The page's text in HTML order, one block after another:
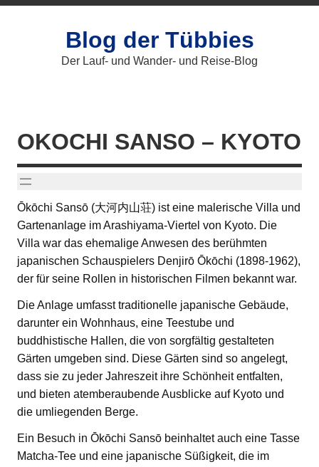
Zum
Blog der Tübbies
Der Lauf- und Wander- und Reise-Blog
OKOCHI SANSO – KYOTO
Ōkōchi Sansō (大河内山荘) ist eine malerische Villa und
Gartenanlage im Arashiyama-Viertel von Kyoto. Die
Villa war das ehemalige Anwesen des berühmten
japanischen Schauspielers Denjirō Ōkōchi (1898-1962),
der für seine Rollen in historischen Filmen bekannt war.
Die Anlage umfasst traditionelle japanische Gebäude,
darunter ein Wohnhaus, eine Teestube und
buddhistische Hallen, die von sorgfältig gestalteten
Gärten umgeben sind. Diese Gärten sind so angelegt,
dass sie zu jeder Jahreszeit ihre Schönheit entfalten,
und bieten atemberaubende Ausblicke auf Kyoto und
die umliegenden Berge.
Ein Besuch in Ōkōchi Sansō beinhaltet auch eine Tasse
Matcha-Tee und eine japanische Süßigkeit, die im